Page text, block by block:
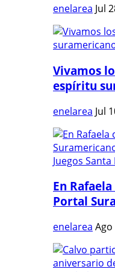
enelarea Jul
Vivamos
espíritu
enelarea Jul
En
Portal
enelarea Ago